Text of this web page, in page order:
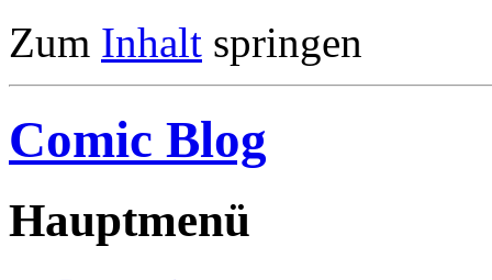
Zum Inhalt springen
Comic Blog
Hauptmenü